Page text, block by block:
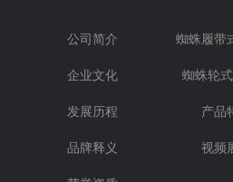
公司简介
企业文化
发展历程
品牌释义
蜘蛛履带
蜘蛛轮
产品
视频